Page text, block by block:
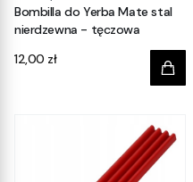
Bombilla do Yerba Mate stal
nierdzewna - tęczowa
Cena
12,00 zł